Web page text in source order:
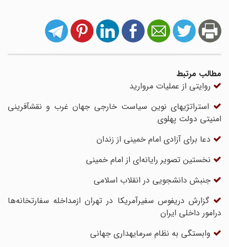
مطالب مرتبط
روایتی از عملیات مروارید
استراتژیهای نوین سیاست خارجی جهان غرب و نقش‎آفرینی
امنیتی دولت پهلوی
دعا برای آزادی امام خمینی از زندان
نخستین تصویر رایانه‌ای از امام خمینی
جنبش دانشجویی در انقلاب اسلامی
گزارش دریفوس سفیرآمریکا در تهران ازمداخله سفارتخانه‌ها
درامور داخلی ایران
وابستگی به نظام سرمایه‎داری جهانی